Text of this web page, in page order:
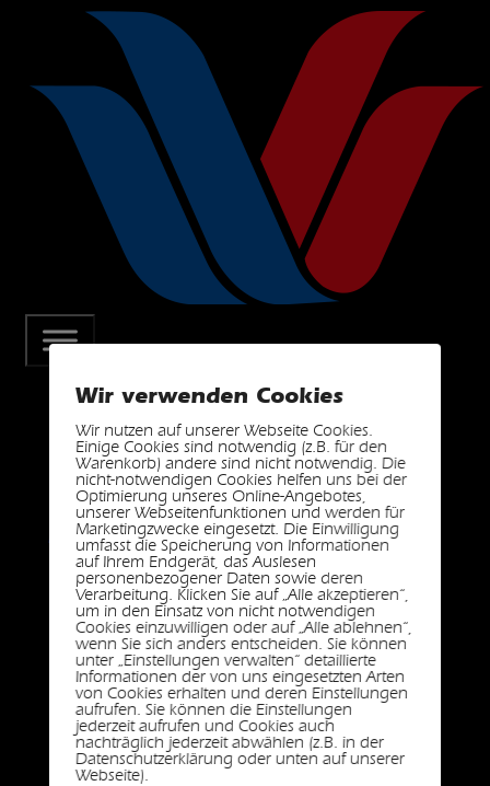
Partner
Bau Mayr GmbHBaufirma
BaumasBaustoffhandel
Erhardt GmbHEnergiesparsysteme
FranzeskoStein mit System
Holzbaumeister Rauchenecker
Wir verwenden Cookies
Wir nutzen auf unserer Webseite Cookies.
Einige Cookies sind notwendig (z.B. für den
Warenkorb) andere sind nicht notwendig. Die
nicht-notwendigen Cookies helfen uns bei der
Optimierung unseres Online-Angebotes,
unserer Webseitenfunktionen und werden für
Marketingzwecke eingesetzt. Die Einwilligung
umfasst die Speicherung von Informationen
auf Ihrem Endgerät, das Auslesen
personenbezogener Daten sowie deren
Verarbeitung. Klicken Sie auf „Alle akzeptieren“,
um in den Einsatz von nicht notwendigen
Cookies einzuwilligen oder auf „Alle ablehnen“,
wenn Sie sich anders entscheiden. Sie können
unter „Einstellungen verwalten“ detaillierte
Informationen der von uns eingesetzten Arten
von Cookies erhalten und deren Einstellungen
aufrufen. Sie können die Einstellungen
jederzeit aufrufen und Cookies auch
nachträglich jederzeit abwählen (z.B. in der
Datenschutzerklärung oder unten auf unserer
Webseite).